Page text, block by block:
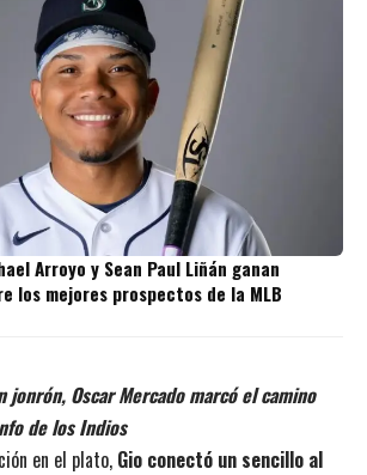
Arroyo y Sean Paul Liñán ganan
los mejores prospectos de la MLB
jonrón, Oscar Mercado marcó el camino
de los Indios
en el plato, Gio conectó un sencillo al